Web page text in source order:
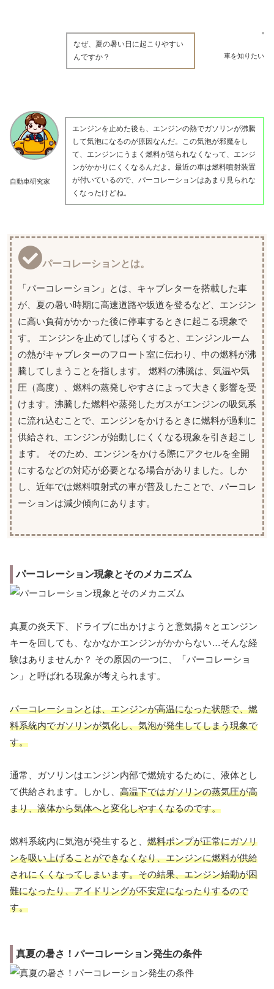
車を知りたい
なぜ、夏の暑い日に起こりやすい
んですか？
自動車研究家
エンジンを止めた後も、エンジンの熱でガソリンが沸騰
して気泡になるのが原因なんだ。この気泡が邪魔をし
て、エンジンにうまく燃料が送られなくなって、エンジ
ンがかかりにくくなるんだよ。最近の車は燃料噴射装置
が付いているので、パーコレーションはあまり見られな
くなったけどね。
パーコレーションとは。
「パーコレーション」とは、キャブレターを搭載した車
が、夏の暑い時期に高速道路や坂道を登るなど、エンジン
に高い負荷がかかった後に停車するときに起こる現象で
す。 エンジンを止めてしばらくすると、エンジンルーム
の熱がキャブレターのフロート室に伝わり、中の燃料が沸
騰してしまうことを指します。 燃料の沸騰は、気温や気
圧（高度）、燃料の蒸発しやすさによって大きく影響を受
けます。沸騰した燃料や蒸発したガスがエンジンの吸気系
に流れ込むことで、エンジンをかけるときに燃料が過剰に
供給され、エンジンが始動しにくくなる現象を引き起こし
ます。 そのため、エンジンをかける際にアクセルを全開
にするなどの対応が必要となる場合がありました。しか
し、近年では燃料噴射式の車が普及したことで、パーコレ
ーションは減少傾向にあります。
パーコレーション現象とそのメカニズム
真夏の炎天下、ドライブに出かけようと意気揚々とエンジン
キーを回しても、なかなかエンジンがかからない…そんな経
験はありませんか？ その原因の一つに、「パーコレーショ
ン」と呼ばれる現象が考えられます。
パーコレーションとは、エンジンが高温になった状態で、燃
料系統内でガソリンが気化し、気泡が発生してしまう現象で
す。
通常、ガソリンはエンジン内部で燃焼するために、液体とし
て供給されます。しかし、 高温下ではガソリンの蒸気圧が高
まり、液体から気体へと変化しやすくなるのです。
燃料系統内に気泡が発生すると、 燃料ポンプが正常にガソリ
ンを吸い上げることができなくなり、エンジンに燃料が供給
されにくくなってしまいます。その結果、エンジン始動が困
難になったり、アイドリングが不安定になったりするので
す。
真夏の暑さ！パーコレーション発生の条件